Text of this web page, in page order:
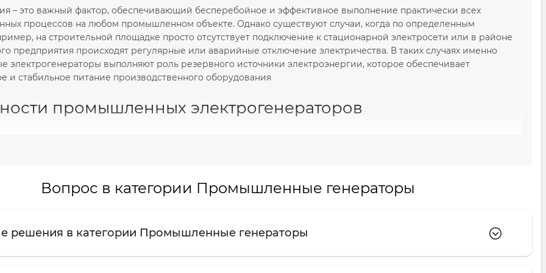
– это важный фактор, обеспечивающий бесперебойное и эффективное выполнение практически всех
процессов на любом промышленном объекте. Однако существуют случаи, когда по определенным
на строительной площадке просто отсутствует подключение к стационарной электросети или в районе
предприятия происходят регулярные или аварийные отключение электричества. В таких случаях именно
электрогенераторы выполняют роль резервного источники электроэнергии, которое обеспечивает
и стабильное питание производственного оборудования
промышленных электрогенераторов
или производственных цехов. Другое название этого оборудования – промышленные электростанции,
производители предлагают промышленные генераторы нескольких видов, отличающихся типом топлива и
Например, в зависимости от типа двигателя, генераторы могут работать на разных типах топлива, а потому
Вопрос в категории Промышленные генераторы
решения в категории Промышленные генераторы